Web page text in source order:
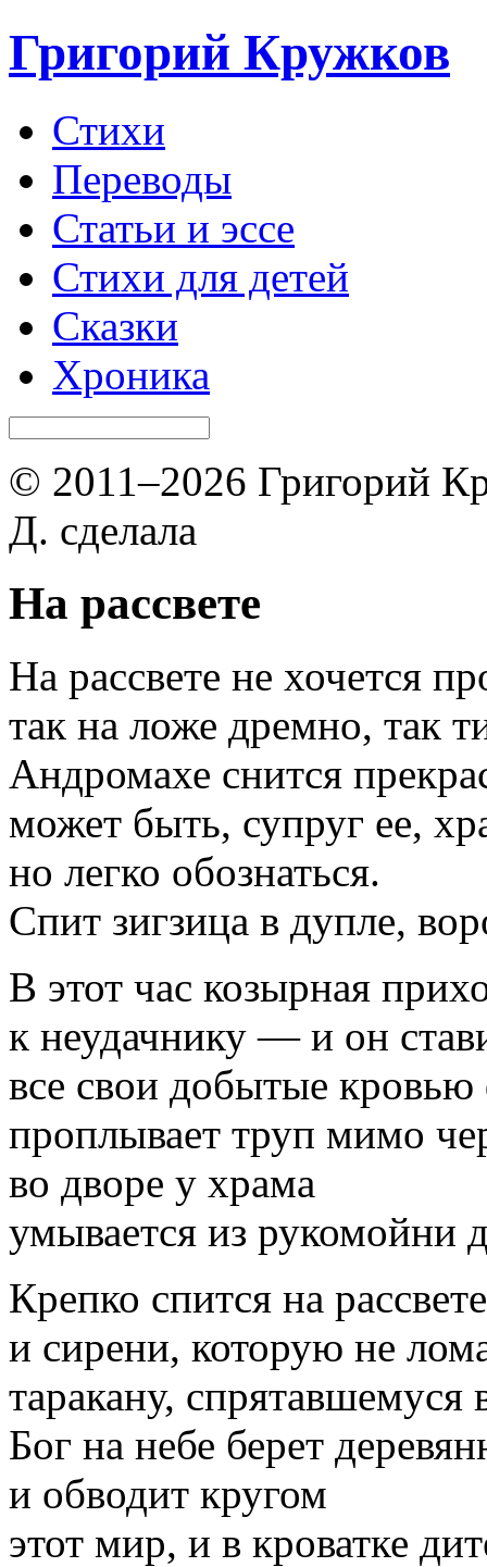
Григорий Кружков
Стихи
Переводы
Статьи и эссе
Стихи для детей
Сказки
Хроника
© 2011–2026 Григорий
Д. сделала
На рассвете
На рассвете не хочется
так на ложе дремно, так
Андромахе снится
может быть, супруг ее,
но легко обознаться.
Спит зигзица в дупле,
В этот час козырная
к неудачнику — и он
все свои добытые
проплывает труп мимо
во дворе у храма
умывается из рукомойни
Крепко спится на
и сирени, которую не
таракану, спрятавшемуся
Бог на небе берет
и обводит кругом
этот мир, и в кроватке